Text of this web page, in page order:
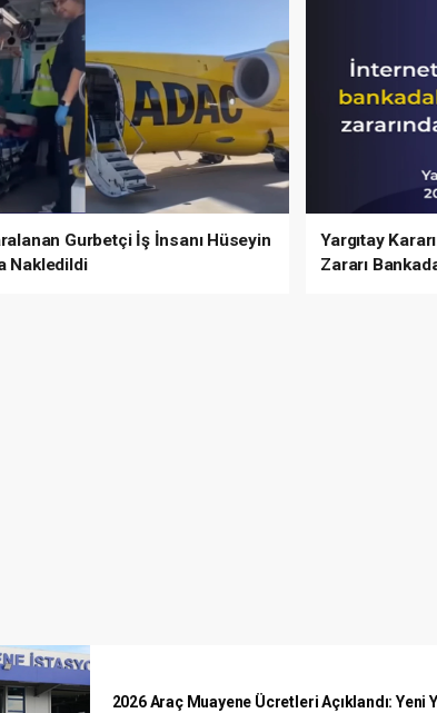
Gurbetçi İş İnsanı Hüseyin
Nakledildi
Yargıtay
Zararı
2026 Araç Muayene Ücretleri Açıklandı: Yeni